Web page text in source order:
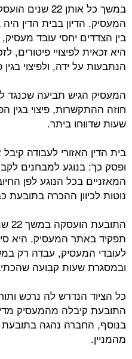
במשך כל אותן
המעסיק. הדיון בבית הדין
בין הצדדים יחסי עובד
היא זכאית לפיצויי פיטורים,
הנתבעות על ידה, ולפיצוי
המעסיק הגיש תביעה שכנגד
חוזה ההתקשרות, פיצוי בגין
שעות שדווחו ביתר.
בית הדין האזורי לעבודה
ופסק כך: בנוגע למבחנים
המאזניים בכל הנוגע לפן
נוטות לכיוון ההכרה בתובעת
תפקיד באתר המעסיק. היא
לעובדי המעסיק, עבדה רק
ובמסגרת שעות קבועה
כל הציוד הנדרש לה נרכש
התובעת קיבלה מהמעסיק
בנוסף, החברה נהגה בתובעת
מהמניין.